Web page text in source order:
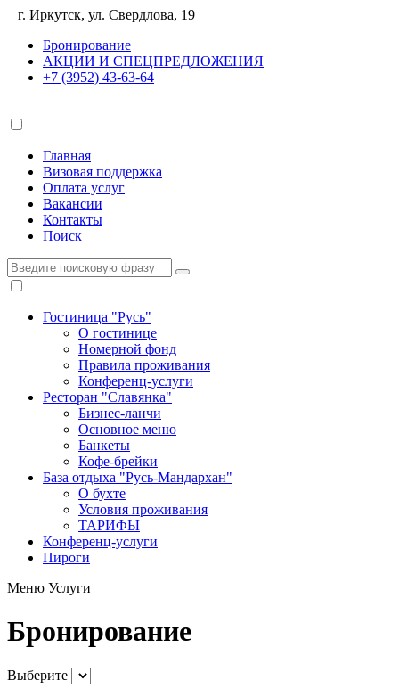
г. Иркутск, ул. Свердлова, 19
Бронирование
АКЦИИ И СПЕЦПРЕДЛОЖЕНИЯ
+7 (3952) 43-63-64
Главная
Визовая поддержка
Оплата услуг
Вакансии
Контакты
Поиск
Гостиница "Русь"
О гостинице
Номерной фонд
Правила проживания
Конференц-услуги
Ресторан "Славянка"
Бизнес-ланчи
Основное меню
Банкеты
Кофе-брейки
База отдыха "Русь-Мандархан"
О бухте
Условия проживания
ТАРИФЫ
Конференц-услуги
Пироги
Меню Услуги
Бронирование
Выберите